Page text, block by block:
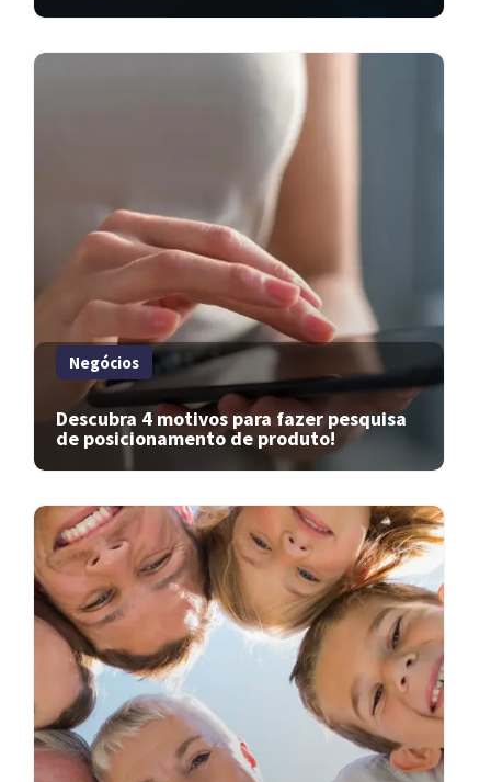
Negócios
Descubra 4 motivos para fazer pesquisa
de posicionamento de produto!